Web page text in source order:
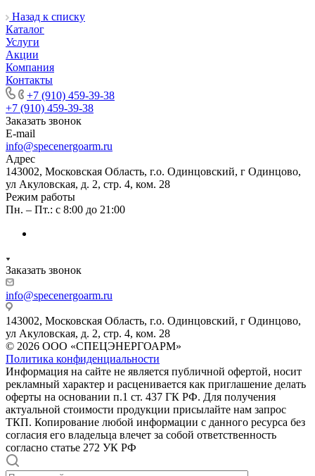
Назад к списку
Каталог
Услуги
Акции
Компания
Контакты
+7 (910) 459-39-38
+7 (910) 459-39-38
Заказать звонок
E-mail
info@specenergoarm.ru
Адрес
143002, Московская Область, г.о. Одинцовский, г Одинцово,
ул Акуловская, д. 2, стр. 4, ком. 28
Режим работы
Пн. – Пт.: с 8:00 до 21:00
Заказать звонок
info@specenergoarm.ru
143002, Московская Область, г.о. Одинцовский, г Одинцово,
ул Акуловская, д. 2, стр. 4, ком. 28
© 2026 ООО «СПЕЦЭНЕРГОАРМ»
Политика конфиденциальности
Информация на сайте не является публичной офертой, носит
рекламный характер и расценивается как приглашение делать
оферты на основании п.1 ст. 437 ГК РФ. Для получения
актуальной стоимости продукции присылайте нам запрос
ТКП. Копирование любой информации с данного ресурса без
согласия его владельца влечет за собой ответственность
согласно статье 272 УК РФ